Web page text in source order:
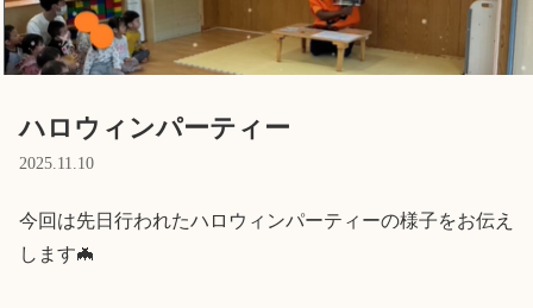
プライバシーポリシー
ハロウィンパーティー
2025.11.10
今回は先日行われたハロウィンパーティーの様子をお伝え
します🦇